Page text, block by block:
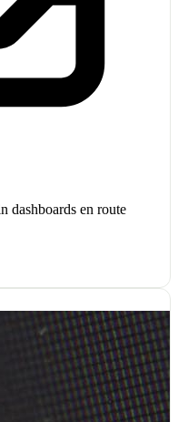
dashboards en route